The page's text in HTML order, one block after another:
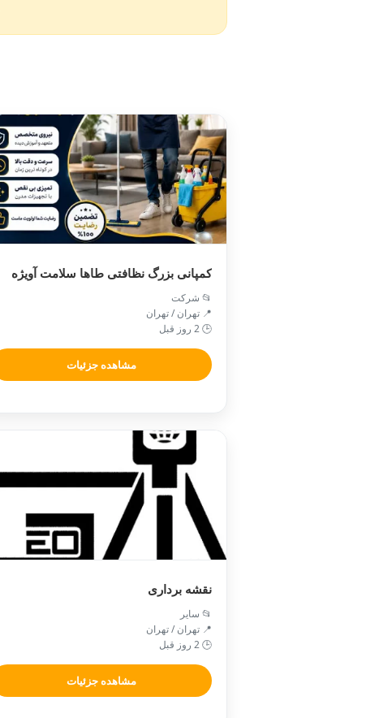
کمپانی بزرگ نظافتی طاها سلامت آویژه
📂 شرکت
📍 تهران / تهران
🕒 2 روز قبل
مشاهده جزئیات
نقشه برداری
📂 سایر
📍 تهران / تهران
🕒 2 روز قبل
مشاهده جزئیات